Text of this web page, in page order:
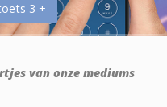
3 +
van onze mediums